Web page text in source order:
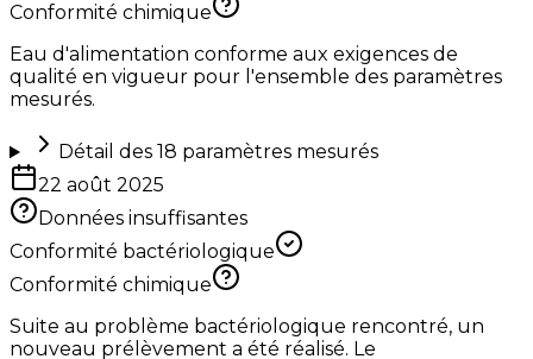
Conformité chimique
Eau d'alimentation conforme aux exigences de
qualité en vigueur pour l'ensemble des paramètres
mesurés.
Détail des 18 paramètres mesurés
22 août 2025
Données insuffisantes
Conformité bactériologique
Conformité chimique
Suite au problème bactériologique rencontré, un
nouveau prélèvement a été réalisé. Le